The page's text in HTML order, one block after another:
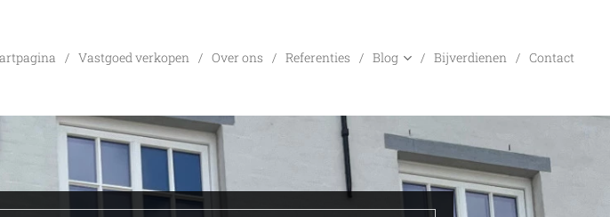
Vastgoed verkopen Over ons Referenties Blog Bijverdienen Contact